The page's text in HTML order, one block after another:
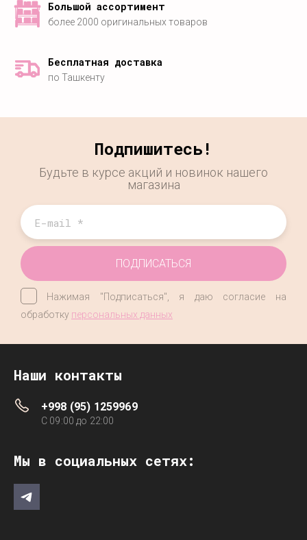
Большой ассортимент
более 2000 оригинальных товаров
Бесплатная доставка
по Ташкенту
Подпишитесь!
Будьте в курсе акций и новинок нашего
магазина
Нажимая "Подписаться", я даю согласие на
обработку персональных данных
ПОДПИСАТЬСЯ
Наши контакты
+998 (95) 1259969
C 09:00 до 22:00
Мы в социальных сетях: